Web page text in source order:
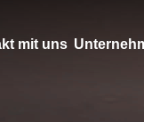
mit uns